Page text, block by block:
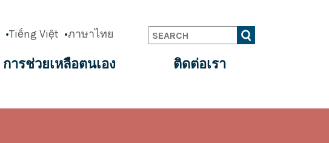
Tiếng Việt ภาษาไทย Search
การช่วยเหลือตนเอง ติดต่อเรา